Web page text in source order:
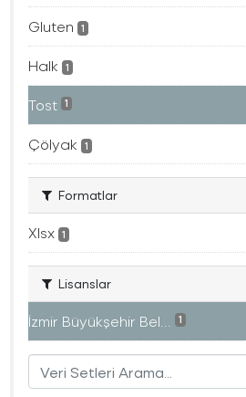
Gluten 1
Halk 1
Tost 1
Çölyak 1
Formatlar
Xlsx 1
Lisanslar
İzmir Büyükşehir Bel... 1